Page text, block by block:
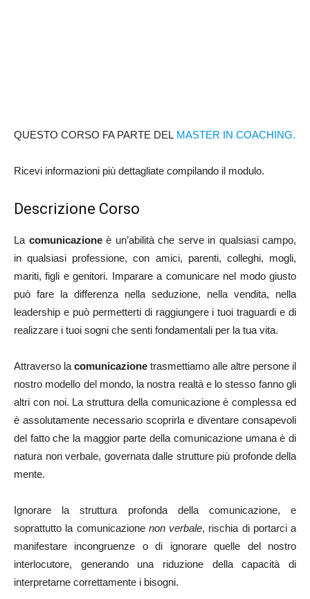
QUESTO CORSO FA PARTE DEL MASTER IN COACHING.
Ricevi informazioni più dettagliate compilando il modulo.
Descrizione Corso
La comunicazioneè un’abilità che serve in qualsiasi campo,
in qualsiasi professione, con amici, parenti, colleghi, mogli,
mariti, figli e genitori. Imparare a comunicare nel modo giusto
può fare la differenza nella seduzione, nella vendita, nella
leadership e può permetterti di raggiungere i tuoi traguardi e di
realizzare i tuoi sogni che senti fondamentali per la tua vita.
Attraverso la comunicazione trasmettiamo alle altre persone il
nostro modello del mondo, la nostra realtà e lo stesso fanno gli
altri con noi. La struttura della comunicazione è complessa ed
è assolutamente necessario scoprirla e diventare consapevoli
del fatto che la maggior parte della comunicazione umana è di
natura non verbale, governata dalle strutture più profonde della
mente.
Ignorare la struttura profonda della comunicazione, e
soprattutto la comunicazione non verbale, rischia di portarci a
manifestare incongruenze o di ignorare quelle del nostro
interlocutore, generando una riduzione della capacità di
interpretarne correttamente i bisogni.